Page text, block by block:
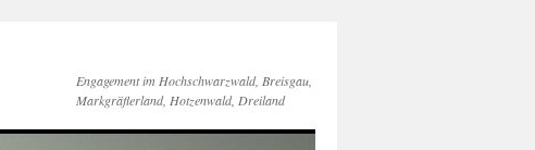
Engagement im Hochschwarzwald, Breisgau,
Markgräflerland, Hotzenwald, Dreiland